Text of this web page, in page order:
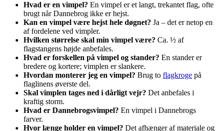
Hvad er en vimpel? En vimpel er et langt, trekantet flag, ofte
brugt når Dannebrog ikke er hejst.
Kan en vimpel være hejst hele døgnet? Ja – det er netop en
af fordelene ved vimpler.
Hvilken størrelse skal min vimpel være? Ca. ½ af
flagstangens højde anbefales.
Hvad er forskellen på vimpel og stander? En stander er
bredere og kortere; vimplen er slankere.
Hvordan monterer jeg en vimpel? Brug to flagkroge på
flaglinens øverste del.
Skal vimplen tages ned i dårligt vejr? Det anbefales i
kraftig storm.
Hvad er Dannebrogsvimpel? En vimpel i Dannebrogs
farver.
Hvor længe holder en vimpel? Det afhænger af materiale og